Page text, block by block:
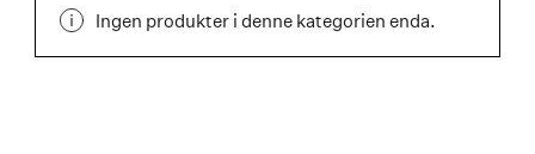
Ingen produkter i denne kategorien enda.